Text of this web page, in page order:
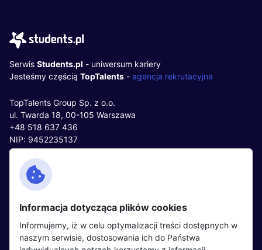
Serwis Students.pl - uniwersum kariery
Jesteśmy częścią TopTalents - agencja rekrutacyjna
TopTalents Group Sp. z o.o.
ul. Twarda 18, 00-105 Warszawa
+48 518 637 436
NIP: 9452235137
Kontakt
Facebook
Twitter
LinkedIn
Partnerzy
Wydarzenia
Informacja dotycząca plików cookies
Informujemy, iż w celu optymalizacji treści dostępnych w
naszym serwisie, dostosowania ich do Państwa